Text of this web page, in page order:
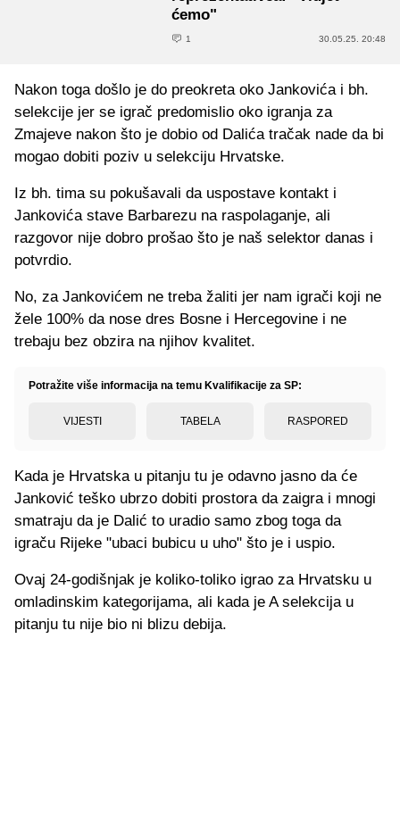
ćemo"
1 30.05.25. 20:48
Nakon toga došlo je do preokreta oko Jankovića i bh.
selekcije jer se igrač predomislio oko igranja za
Zmajeve nakon što je dobio od Dalića tračak nade da bi
mogao dobiti poziv u selekciju Hrvatske.
Iz bh. tima su pokušavali da uspostave kontakt i
Jankovića stave Barbarezu na raspolaganje, ali
razgovor nije dobro prošao što je naš selektor danas i
potvrdio.
No, za Jankovićem ne treba žaliti jer nam igrači koji ne
žele 100% da nose dres Bosne i Hercegovine i ne
trebaju bez obzira na njihov kvalitet.
Potražite više informacija na temu Kvalifikacije za SP:
VIJESTI TABELA RASPORED
Kada je Hrvatska u pitanju tu je odavno jasno da će
Janković teško ubrzo dobiti prostora da zaigra i mnogi
smatraju da je Dalić to uradio samo zbog toga da
igraču Rijeke "ubaci bubicu u uho" što je i uspio.
Ovaj 24-godišnjak je koliko-toliko igrao za Hrvatsku u
omladinskim kategorijama, ali kada je A selekcija u
pitanju tu nije bio ni blizu debija.